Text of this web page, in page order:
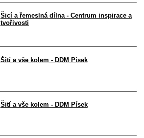
Šicí a řemeslná dílna - Centrum inspirace a
tvořivosti
Šití a vše kolem - DDM Písek
Šití a vše kolem - DDM Písek